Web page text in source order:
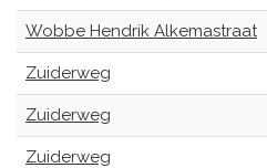
Wobbe Hendrik Alkemastraat
Zuiderweg
Zuiderweg
Zuiderweg